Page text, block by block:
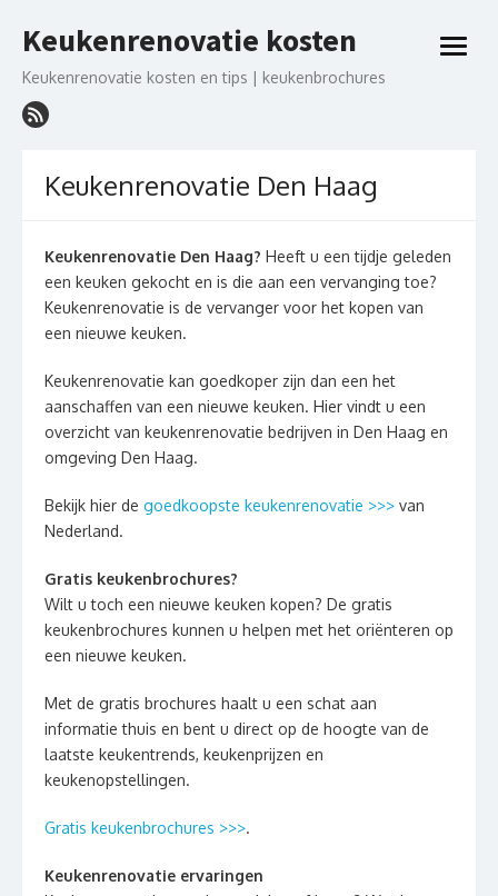
naar
inhoud
Keukenrenovatie kosten
Keukenrenovatie kosten en tips | keukenbrochures
open
Keukenrenovatie Den Haag
Keukenrenovatie Den Haag? Heeft u een tijdje geleden
een keuken gekocht en is die aan een vervanging toe?
Keukenrenovatie is de vervanger voor het kopen van
een nieuwe keuken.
Keukenrenovatie kan goedkoper zijn dan een het
aanschaffen van een nieuwe keuken. Hier vindt u een
overzicht van keukenrenovatie bedrijven in Den Haag en
omgeving Den Haag.
Bekijk hier de goedkoopste keukenrenovatie >>> van
Nederland.
Gratis keukenbrochures?
Wilt u toch een nieuwe keuken kopen? De gratis
keukenbrochures kunnen u helpen met het oriënteren op
een nieuwe keuken.
Met de gratis brochures haalt u een schat aan
informatie thuis en bent u direct op de hoogte van de
laatste keukentrends, keukenprijzen en
keukenopstellingen.
Gratis keukenbrochures >>>.
Keukenrenovatie ervaringen